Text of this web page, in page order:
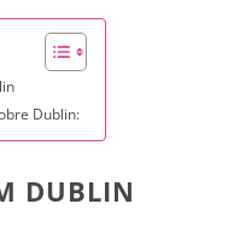
Dublin:
DUBLIN